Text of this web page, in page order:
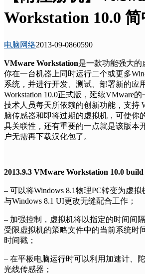
Workstation 10.0
电脑网络2013-09-0860590
VMware Workstation是一款功能强大的
你在一台机器上同时运行二个或更多
系统，并进行开发、测试、部署新的应
Workstation 10.0正式版，延续VMware
技术人员每天所依赖的创新功能，支持
脑传感器和即将过期的虚拟机，可使你
具关联性，还有重要的一点就是该版本
户无需再下载汉化包了。
2013.9.3 VMware Workstation 10.0
– 可以将Windows 8.1物理PC转变为虚拟
与Windows 8.1 UI更改无缝配合工作；
– 加强控制，虚拟机将以指定的时间间
受限虚拟机的策略文件中的当前系统时
时间戳；
– 在平板电脑运行时可以利用加速计、
光线传感器；